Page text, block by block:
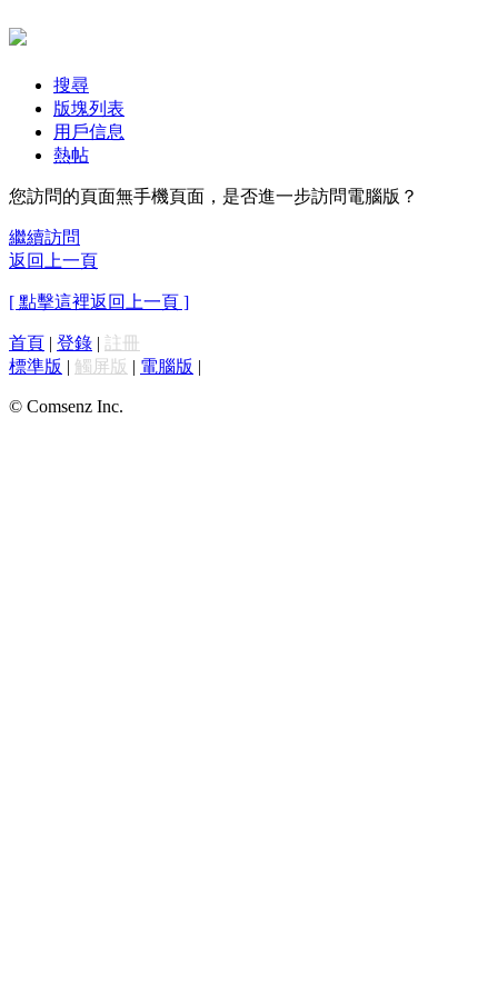
搜尋
版塊列表
用戶信息
熱帖
您訪問的頁面無手機頁面，是否進一步訪問電腦版？
繼續訪問
返回上一頁
[ 點擊這裡返回上一頁 ]
首頁 | 登錄 | 註冊
標準版 | 觸屏版 | 電腦版 |
© Comsenz Inc.